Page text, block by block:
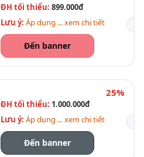
ĐH tối thiểu: 899.000đ
Lưu ý: Áp dụng ... xem chi tiết
Đến banner
25%
ĐH tối thiểu: 1.000.000đ
Lưu ý: Áp dụng ... xem chi tiết
Đến banner